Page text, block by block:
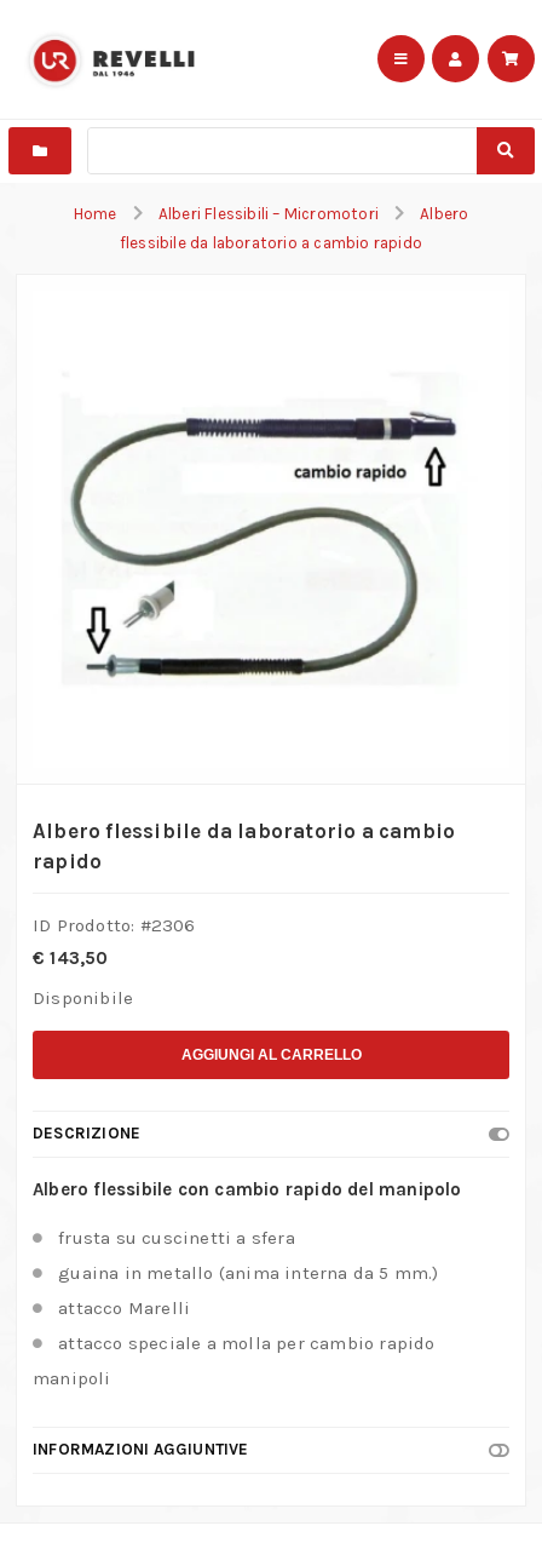
Home Alberi Flessibili – Micromotori
Albero
flessibile da laboratorio a cambio rapido
Albero flessibile da laboratorio a cambio
rapido
ID Prodotto: #2306
€ 143,50
Disponibile
AGGIUNGI AL CARRELLO
DESCRIZIONE
Albero flessibile con cambio rapido del manipolo
frusta su cuscinetti a sfera
guaina in metallo (anima interna da 5 mm.)
attacco Marelli
attacco speciale a molla per cambio rapido
manipoli
INFORMAZIONI AGGIUNTIVE